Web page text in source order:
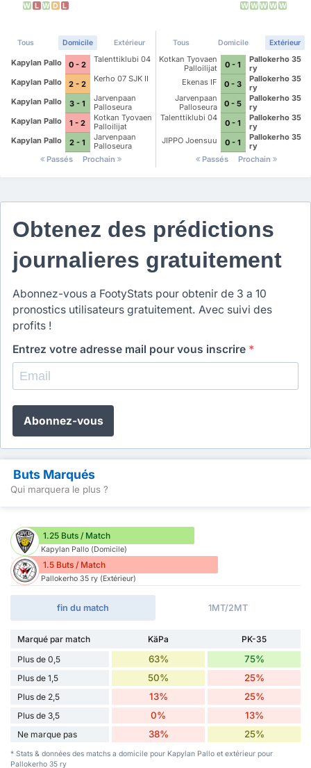
W L W D L W W W W W
Tous Domicile Extérieur
Kapylan Pallo 0 - 2
Talenttiklubi 04
Kapylan Pallo 2 - 2
Kerho 07 SJK II
Kapylan Pallo 3 - 1
Jarvenpaan
Palloseura
Kapylan Pallo
1 - 2
Kotkan Tyovaen
Palloilijat
Kapylan Pallo
2 - 1
Jarvenpaan
Palloseura
Passés
Prochain
Tous Domicile Extérieur
Kotkan Tyovaen
Palloilijat
0 - 1
Pallokerho 35
ry
Ekenas IF
0 - 3
Pallokerho 35
ry
Jarvenpaan
Palloseura
0 - 5
Pallokerho 35
ry
Talenttiklubi 04
0 - 1
Pallokerho 35
ry
JIPPO Joensuu
0 - 1
Pallokerho 35
ry
Passés
Prochain
Obtenez des prédictions
journalieres gratuitement
Abonnez-vous a FootyStats pour obtenir de 3 a 10
pronostics utilisateurs gratuitement. Avec suivi des
profits !
Entrez votre adresse mail pour vous inscrire *
Abonnez-vous
Buts Marqués
Qui marquera le plus ?
1.25 Buts / Match
Kapylan Pallo (Domicile)
1.5 Buts / Match
Pallokerho 35 ry (Extérieur)
fin du match 1MT/2MT
Marqué par match KäPa
PK-35
Plus de 0,5
63% 75%
Plus de 1,5 50% 25%
Plus de 2,5 13% 25%
Plus de 3,5 0% 13%
Ne marque pas 38% 25%
* Stats & données des matchs a domicile pour Kapylan Pallo et extérieur pour
Pallokerho 35 ry